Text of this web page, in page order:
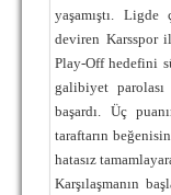
TARİHÇE
TARİHİ
yaşamıştı.
deviren Karsspor
Play-Off hedefini
galibiyet parolası
başardı. Üç
taraftarın
hatasız
Karşılaşmanın